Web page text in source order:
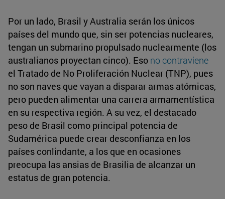
Por un lado, Brasil y Australia serán los únicos
países del mundo que, sin ser potencias nucleares,
tengan un submarino propulsado nuclearmente (los
australianos proyectan cinco). Eso no contraviene
el Tratado de No Proliferación Nuclear (TNP), pues
no son naves que vayan a disparar armas atómicas,
pero pueden alimentar una carrera armamentística
en su respectiva región. A su vez, el destacado
peso de Brasil como principal potencia de
Sudamérica puede crear desconfianza en los
países conlindante, a los que en ocasiones
preocupa las ansias de Brasilia de alcanzar un
estatus de gran potencia.